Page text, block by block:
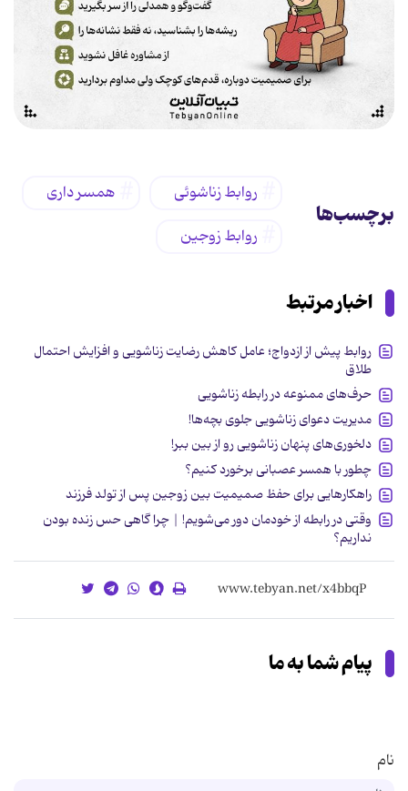
برچسب‌ها
روابط زناشوئی
همسر داری
روابط زوجین
اخبار مرتبط
روابط پیش از ازدواج؛ عامل کاهش رضایت زناشویی و افزایش احتمال
طلاق
حرف‌های ممنوعه در رابطه زناشویی
مدیریت دعوای زناشویی جلوی بچه‌ها!
دلخوری‌های پنهان زناشویی رو از بین ببر!
چطور با همسر عصبانی برخورد کنیم؟
راهکارهایی برای حفظ صمیمیت بین زوجین پس از تولد فرزند
وقتی در رابطه از خودمان دور می‌شویم! | چرا گاهی حس زنده بودن
نداریم؟
پیام شما به ما
نام